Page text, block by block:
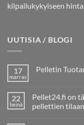
kilpailukykyiseen
UUTISIA / BLOGI
17
marras
Pelletin
Pelletin
Tuotanto
ja
22
heinä
Pellet24.fi on
pellettien